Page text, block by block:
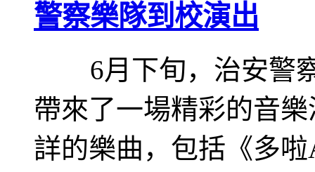
警察樂隊到校演出
6月下旬，治安警察
帶來了一場精彩的音
詳的樂曲，包括《多